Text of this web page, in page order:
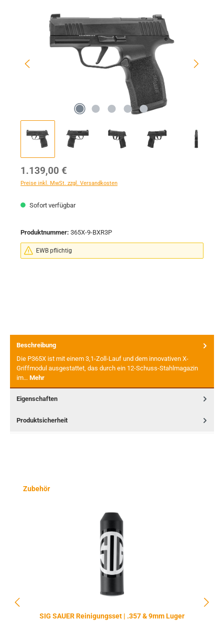
Regulärer Preis:
1.139,00 €
Preise inkl. MwSt. zzgl. Versandkosten
Sofort verfügbar
Produktnummer: 365X-9-BXR3P
EWB pflichtig
Beschreibung
Die P365X ist mit einem 3,1-Zoll-Lauf und dem innovativen X-
Griffmodul ausgestattet, das durch ein 12-Schuss-Stahlmagazin
im… Mehr
Eigenschaften
Produktsicherheit
Produktgalerie überspringen
Zubehör
SIG SAUER Reinigungsset | .357 & 9mm Luger